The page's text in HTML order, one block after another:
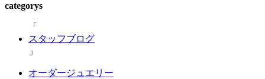
categorys
スタッフブログ
オーダージュエリー